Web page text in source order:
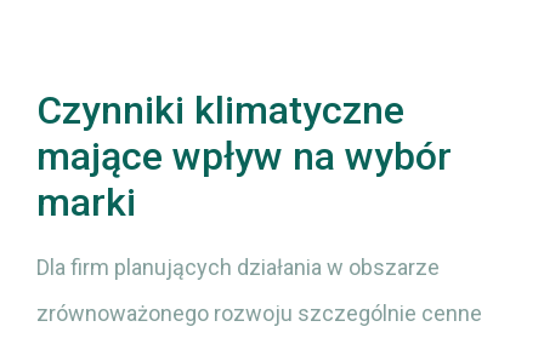
Czynniki klimatyczne
mające wpływ na wybór
marki
Dla firm planujących działania w obszarze
zrównoważonego rozwoju szczególnie cenne